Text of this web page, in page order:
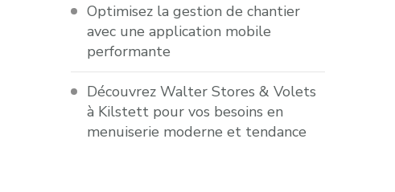
Optimisez la gestion de chantier
avec une application mobile
performante
Découvrez Walter Stores & Volets
à Kilstett pour vos besoins en
menuiserie moderne et tendance